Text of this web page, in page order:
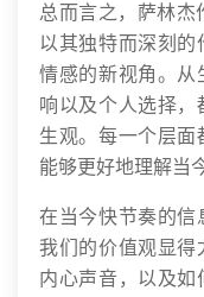
总而言之，萨林杰
以其独特而深刻
情感的新视角。从
响以及个人选择
生观。每一个层面
能够更好地理解当
在当今快节奏的信
我们的价值观显得
内心声音，以及